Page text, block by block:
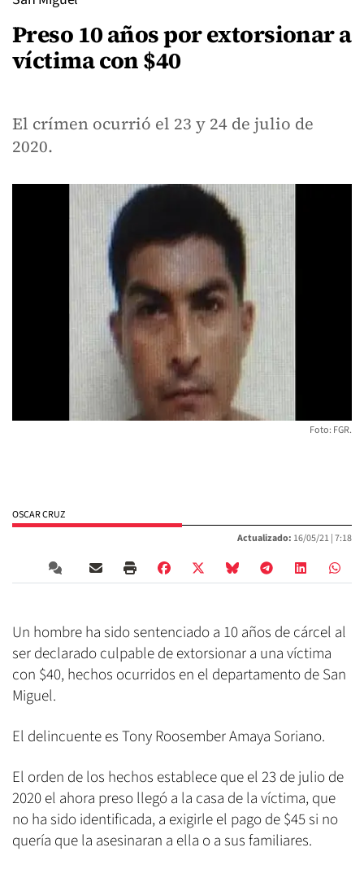
Preso 10 años por extorsionar a
víctima con $40
El crímen ocurrió el 23 y 24 de julio de
2020.
Foto: FGR.
OSCAR CRUZ
Actualizado: 16/05/21 |7:18
Un hombre ha sido sentenciado a 10 años de cárcel al
ser declarado culpable de extorsionar a una víctima
con $40, hechos ocurridos en el departamento de San
Miguel.
El delincuente es Tony Roosember Amaya Soriano.
El orden de los hechos establece que el 23 de julio de
2020 el ahora preso llegó a la casa de la víctima, que
no ha sido identificada, a exigirle el pago de $45 si no
quería que la asesinaran a ella o a sus familiares.